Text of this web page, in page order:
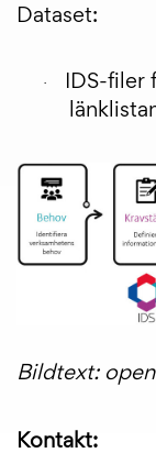
Dataset:
·
IDS-filer
Bildtext:
Kontakt: